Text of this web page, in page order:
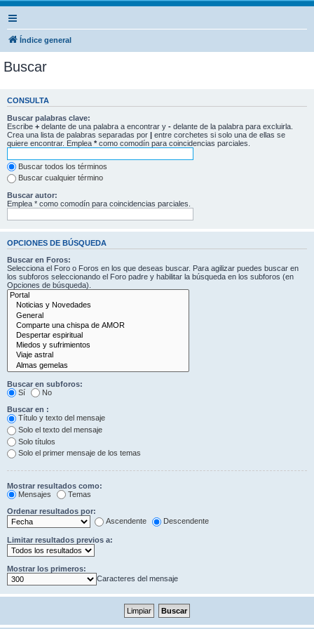
Índice general
Buscar
CONSULTA
Buscar palabras clave:
Escribe + delante de una palabra a encontrar y - delante de la palabra para excluirla.
Crea una lista de palabras separadas por | entre corchetes si solo una de ellas se
quiere encontrar. Emplea * como comodín para coincidencias parciales.
Buscar todos los términos
Buscar cualquier término
Buscar autor:
Emplea * como comodín para coincidencias parciales.
OPCIONES DE BÚSQUEDA
Buscar en Foros:
Selecciona el Foro o Foros en los que deseas buscar. Para agilizar puedes buscar en
los subforos seleccionando el Foro padre y habilitar la búsqueda en los subforos (en
Opciones de búsqueda).
Buscar en subforos:
Sí
No
Buscar en :
Título y texto del mensaje
Solo el texto del mensaje
Solo títulos
Solo el primer mensaje de los temas
Mostrar resultados como:
Mensajes
Temas
Ordenar resultados por:
Ascendente
Descendente
Limitar resultados previos a:
Mostrar los primeros:
Caracteres del mensaje